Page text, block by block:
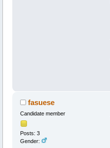
fasuese
Candidate member
Posts: 3
Gender: